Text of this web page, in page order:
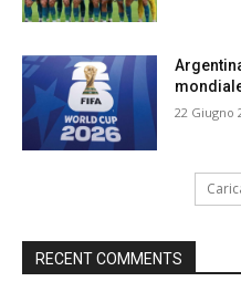
22 Giugno
RECENT COMMENTS